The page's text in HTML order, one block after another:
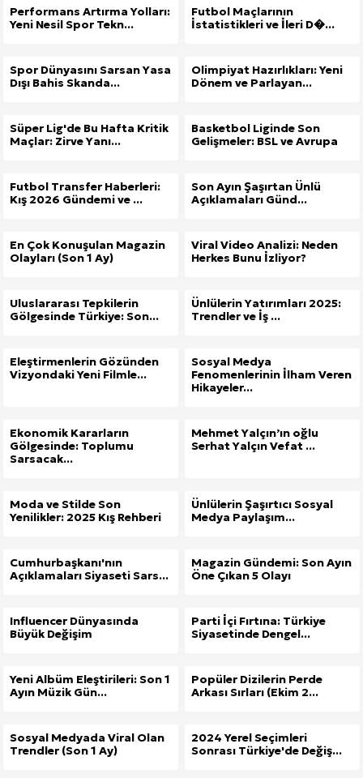
Performans Artırma Yolları:
Yeni Nesil Spor Tekn...
Futbol Maçlarının
İstatistikleri ve İleri D�...
Spor Dünyasını Sarsan Yasa
Dışı Bahis Skanda...
Olimpiyat Hazırlıkları: Yeni
Dönem ve Parlayan...
Süper Lig'de Bu Hafta Kritik
Maçlar: Zirve Yanı...
Basketbol Liginde Son
Gelişmeler: BSL ve Avrupa
Futbol Transfer Haberleri:
Kış 2026 Gündemi ve ...
Son Ayın Şaşırtan Ünlü
Açıklamaları Günd...
En Çok Konuşulan Magazin
Olayları (Son 1 Ay)
Viral Video Analizi: Neden
Herkes Bunu İzliyor?
Uluslararası Tepkilerin
Gölgesinde Türkiye: Son...
Ünlülerin Yatırımları 2025:
Trendler ve İş ...
Eleştirmenlerin Gözünden
Vizyondaki Yeni Filmle...
Sosyal Medya
Fenomenlerinin İlham Veren
Hikayeler...
Ekonomik Kararların
Gölgesinde: Toplumu
Sarsacak...
Mehmet Yalçın’ın oğlu
Serhat Yalçın Vefat ...
Moda ve Stilde Son
Yenilikler: 2025 Kış Rehberi
Ünlülerin Şaşırtıcı Sosyal
Medya Paylaşım...
Cumhurbaşkanı'nın
Açıklamaları Siyaseti Sars...
Magazin Gündemi: Son Ayın
Öne Çıkan 5 Olayı
Influencer Dünyasında
Büyük Değişim
Parti İçi Fırtına: Türkiye
Siyasetinde Dengel...
Yeni Albüm Eleştirileri: Son 1
Ayın Müzik Gün...
Popüler Dizilerin Perde
Arkası Sırları (Ekim 2...
Sosyal Medyada Viral Olan
Trendler (Son 1 Ay)
2024 Yerel Seçimleri
Sonrası Türkiye'de Değiş...